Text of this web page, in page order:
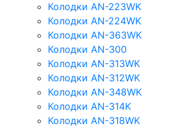
Колодки AN-223WK
Колодки AN-224WK
Колодки AN-363WK
Колодки AN-300
Колодки AN-313WK
Колодки AN-312WK
Колодки AN-348WK
Колодки AN-314K
Колодки AN-318WK